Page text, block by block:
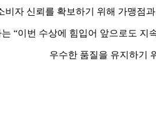
비자 신뢰를 확보하기 위해 가맹점
“이번 수상에 힘입어 앞으로도 지
우수한 품질을 유지하기